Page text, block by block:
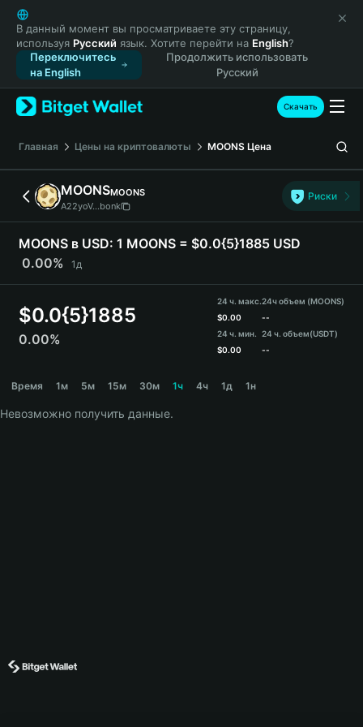
English
日本語
Tiếng Việt
Русский
Español (Latinoamérica)
Türkçe
Français
Deutsch
简体中文
繁體中文
Português (Portugal)
Bahasa Indonesia
ภาษาไทย
हिन्दी
Español
Português (Brasil)
В данный момент вы просматриваете эту страницу,
используя Русский язык. Хотите перейти на English?
Переключитесь
на English
Продолжить использовать
Русский
Скачать
Главная Цены на криптовалюты MOONS Цена
MOONSMOONS
A22yoV...bonk
Риски
MOONS в USD: 1 MOONS = $0.0{5}1885 USD
0.00%
1д
$0.0{5}1885
0.00%
24 ч. макс.
$0.00
24 ч. мин.
$0.00
24ч объем (MOONS)
--
24 ч. объем(USDT)
--
Время 1м 5м 15м 30м 1ч 4ч 1д 1н
Невозможно получить данные.